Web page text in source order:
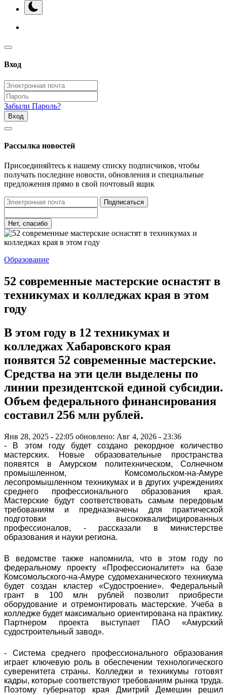
Вход
Забыли Пароль?
Вход
Рассылка новостей
Присоединяйтесь к нашему списку подписчиков, чтобы
получать последние новости, обновления и специальные
предложения прямо в свой почтовый ящик
Подписаться
Нет, спасибо
Образование
52 современные мастерские оснастят в
техникумах и колледжах края в этом
году
В этом году в 12 техникумах и
колледжах Хабаровского края
появятся 52 современные мастерские.
Средства на эти цели выделены по
линии президентской единой субсидии.
Объем федерального финансирования
составил 256 млн рублей.
Янв 28, 2025 - 22:05 обновлено: Авг 4, 2026 - 23:36
- В этом году будет создано рекордное количество
мастерских. Новые образовательные пространства
появятся в Амурском политехническом, Солнечном
промышленном, Комсомольском-на-Амуре
лесопромышленном техникумах и в других учреждениях
среднего профессионального образования края.
Мастерские будут соответствовать самым передовым
требованиям и предназначены для практической
подготовки высококвалифицированных
профессионалов, - рассказали в министерстве
образования и науки региона.
В ведомстве также напомнила, что в этом году по
федеральному проекту «Профессионалитет» на базе
Комсомольского-на-Амуре судомеханического техникума
будет создан кластер «Судостроение». Федеральный
грант в 100 млн рублей позволит приобрести
оборудование и отремонтировать мастерские. Учеба в
колледже будет максимально ориентирована на практику.
Партнером проекта выступает ПАО «Амурский
судостроительный завод».
- Система среднего профессионального образования
играет ключевую роль в обеспечении технологического
суверенитета страны. Колледжи и техникумы готовят
кадры, которые соответствуют требованиям рынка труда.
Поэтому губернатор края Дмитрий Демешин решил